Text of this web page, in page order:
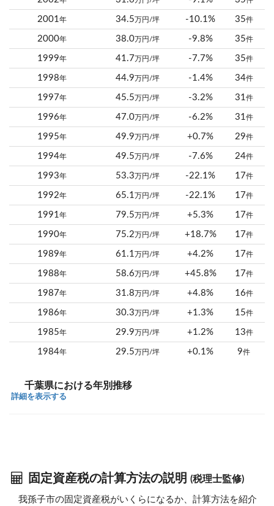
2001年 34.5 万円/坪 -10.1% 35件
2000年 38.0万円/坪 -9.8% 35件
1999年 41.7 万円/坪 -7.7% 35件
1998年 44.9 万円/坪 -1.4% 34件
1997年 45.5 万円/坪 -3.2% 31件
1996年 47.0万円/坪 -6.2% 31件
1995年 49.9 万円/坪 +0.7% 29件
1994年 49.5 万円/坪 -7.6% 24件
1993年 53.3 万円/坪 -22.1% 17件
1992年 65.1 万円/坪 -22.1% 17件
1991年 79.5 万円/坪 +5.3% 17件
1990年 75.2 万円/坪 +18.7% 17件
1989年 61.1 万円/坪 +4.2% 17件
1988年 58.6 万円/坪 +45.8% 17件
1987年 31.8 万円/坪 +4.8% 16件
1986年 30.3 万円/坪 +1.3% 15件
1985年 29.9 万円/坪 +1.2% 13件
1984年 29.5 万円/坪 +0.1% 9件
千葉県における年別推移
詳細を表示する
固定資産税の計算方法の説明 (税理士監修)
我孫子市の固定資産税がいくらになるか、計算方法を紹介